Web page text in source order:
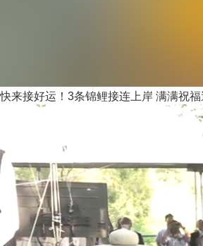
快来接好运！3条锦鲤接连上岸 满满祝